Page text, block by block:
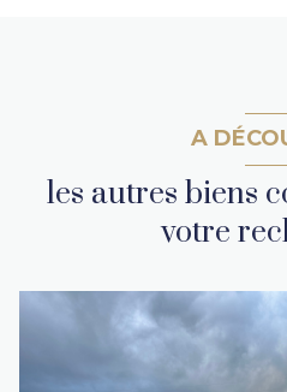
A
les autres biens
votre